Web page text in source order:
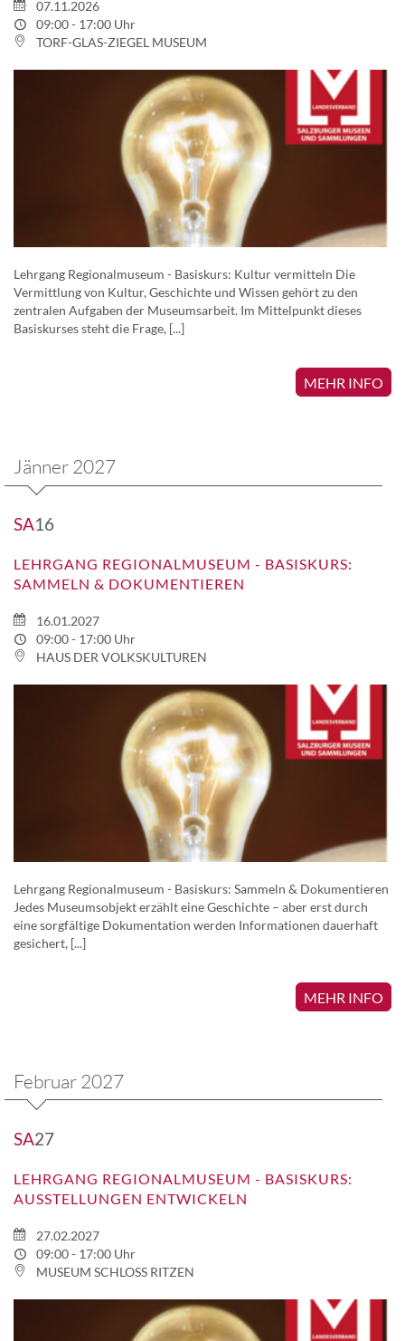
07.11.2026
09:00 - 17:00 Uhr
TORF-GLAS-ZIEGEL MUSEUM
Lehrgang Regionalmuseum - Basiskurs: Kultur vermitteln Die
Vermittlung von Kultur, Geschichte und Wissen gehört zu den
zentralen Aufgaben der Museumsarbeit. Im Mittelpunkt dieses
Basiskurses steht die Frage, [...]
MEHR INFO
Jänner 2027
SA16
LEHRGANG REGIONALMUSEUM - BASISKURS:
SAMMELN & DOKUMENTIEREN
16.01.2027
09:00 - 17:00 Uhr
HAUS DER VOLKSKULTUREN
Lehrgang Regionalmuseum - Basiskurs: Sammeln & Dokumentieren
Jedes Museumsobjekt erzählt eine Geschichte – aber erst durch
eine sorgfältige Dokumentation werden Informationen dauerhaft
gesichert, [...]
MEHR INFO
Februar 2027
SA27
LEHRGANG REGIONALMUSEUM - BASISKURS:
AUSSTELLUNGEN ENTWICKELN
27.02.2027
09:00 - 17:00 Uhr
MUSEUM SCHLOSS RITZEN